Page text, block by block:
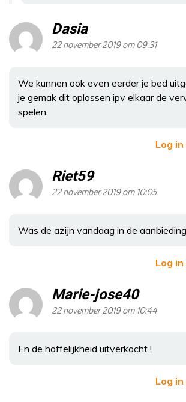
Dasia
22 november 2019 om 09:31
We kunnen ook even eerder je bed
je gemak dit oplossen ipv elkaar de
spelen
Log
Riet59
22 november 2019 om 10:05
Was de azijn vandaag in de
Log
Marie-jose40
22 november 2019 om 10:44
En de hoffelijkheid uitverkocht !
Log